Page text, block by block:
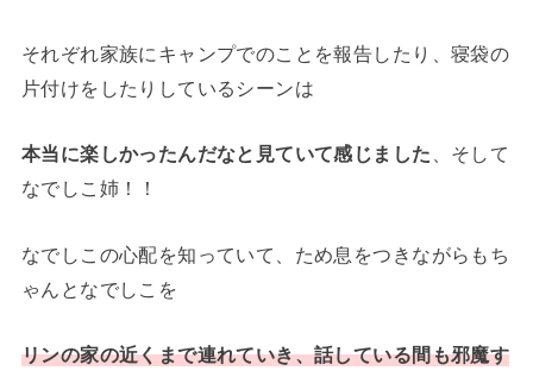
それぞれ家族にキャンプでのことを報告したり、寝袋の
片付けをしたりしているシーンは
本当に楽しかったんだなと見ていて感じました 、そして
なでしこ姉！！
なでしこの心配を知っていて、ため息をつきながらもち
ゃんとなでしこを
リンの家の近くまで連れていき、話している間も邪魔す